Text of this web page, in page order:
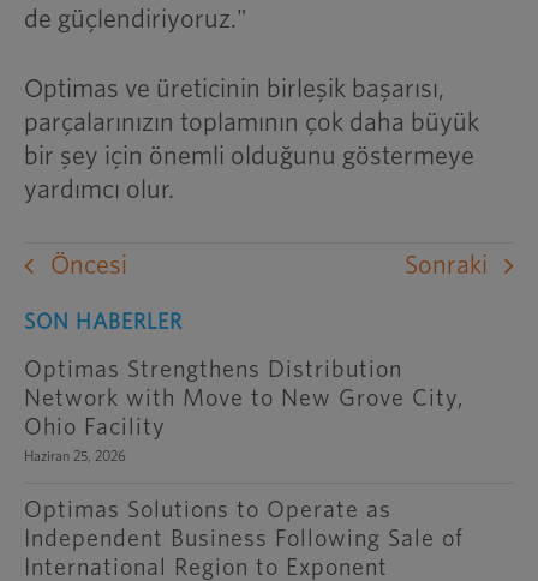
de güçlendiriyoruz."
Optimas ve üreticinin birleşik başarısı,
parçalarınızın toplamının çok daha büyük
bir şey için önemli olduğunu göstermeye
yardımcı olur.
Öncesi Sonraki
SON HABERLER
Optimas Strengthens Distribution
Network with Move to New Grove City,
Ohio Facility
Haziran 25, 2026
Optimas Solutions to Operate as
Independent Business Following Sale of
International Region to Exponent